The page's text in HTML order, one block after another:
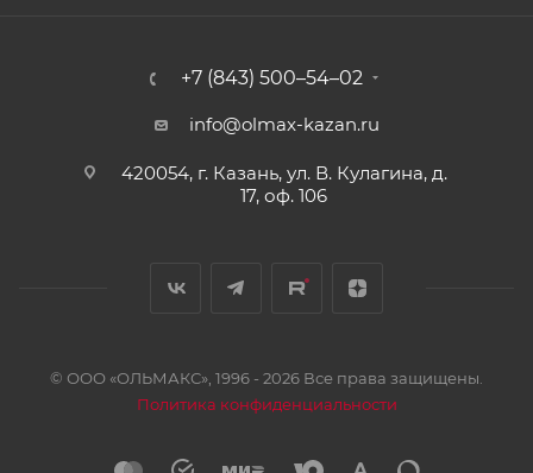
+7 (843) 500–54–02
info@olmax-kazan.ru
420054, г. Казань, ул. В. Кулагина, д.
17, оф. 106
© ООО «ОЛЬМАКС», 1996 - 2026 Все права защищены.
Политика конфиденциальности